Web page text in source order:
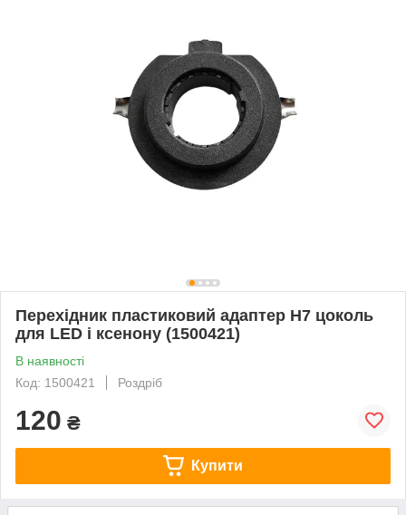
Перехідник пластиковий адаптер H7 цоколь
для LED і ксенону (1500421)
В наявності
Код: 1500421
Роздріб
120 ₴
Купити